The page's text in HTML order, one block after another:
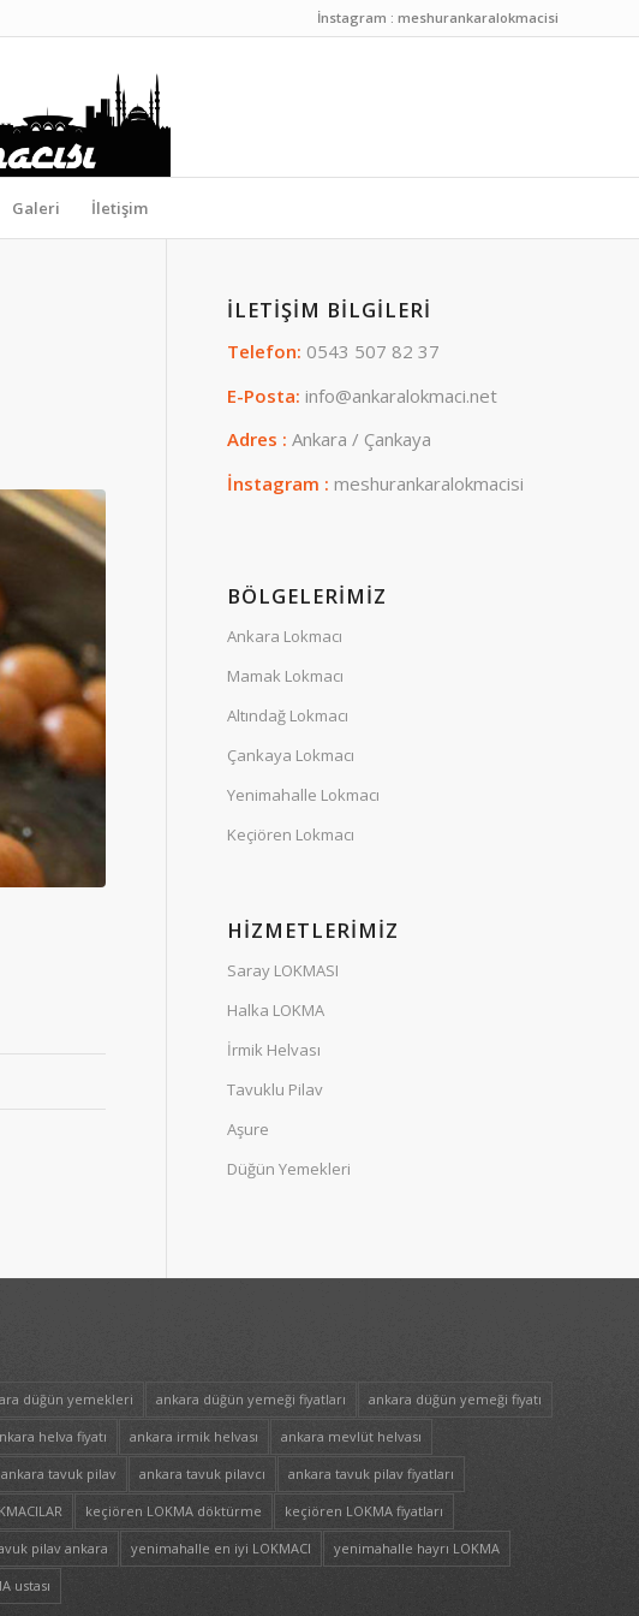
İnstagram : meshurankaralokmacisi
Galeri İletişim
İLETIŞIM BILGILERI
Telefon: 0543 507 82 37
E-Posta:info@ankaralokmaci.net
Adres :Ankara / Çankaya
İnstagram :meshurankaralokmacisi
BÖLGELERIMIZ
Ankara Lokmacı
Mamak Lokmacı
Altındağ Lokmacı
Çankaya Lokmacı
Yenimahalle Lokmacı
Keçiören Lokmacı
HIZMETLERIMIZ
Saray LOKMASI
Halka LOKMA
İrmik Helvası
Tavuklu Pilav
Aşure
Düğün Yemekleri
düğün yemekleri ankara düğün yemeği fiyatları ankara düğün yemeği fiyatı
helva fiyatı ankara irmik helvası ankara mevlüt helvası
ankara tavuk pilav ankara tavuk pilavcı ankara tavuk pilav fiyatları
keçiören LOKMA döktürme keçiören LOKMA fiyatları
pilav ankara yenimahalle en iyi LOKMACI yenimahalle hayrı LOKMA
ustası